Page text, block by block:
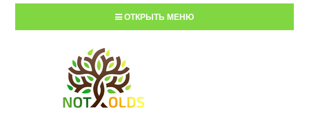
ОТКРЫТЬ МЕНЮ